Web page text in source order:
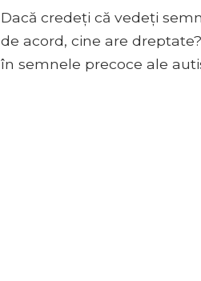
Dacă credeți că vedeți
de acord, cine are
în semnele precoce ale